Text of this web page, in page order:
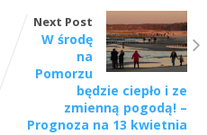
Next Post
W środę
na
Pomorzu
będzie ciepło i ze
zmienną pogodą! –
Prognoza na 13 kwietnia